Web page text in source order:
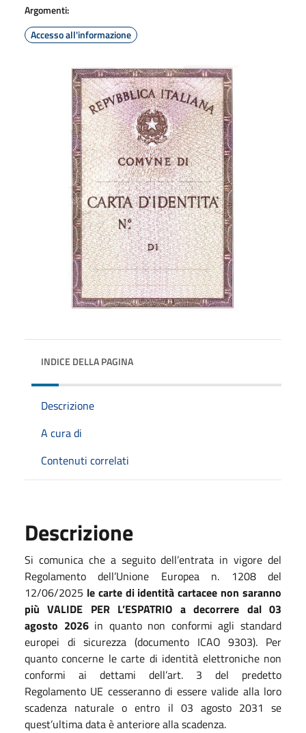
Argomenti:
Accesso all'informazione
INDICE DELLA PAGINA
Descrizione
A cura di
Contenuti correlati
Descrizione
Si comunica che a seguito dell’entrata in vigore del
Regolamento dell’Unione Europea n. 1208 del
12/06/2025 le carte di identità cartacee non saranno
più VALIDE PER L’ESPATRIO a decorrere dal 03
agosto 2026in quanto non conformi agli standard
europei di sicurezza (documento ICAO 9303). Per
quanto concerne le carte di identità elettroniche non
conformi ai dettami dell’art. 3 del predetto
Regolamento UE cesseranno di essere valide alla loro
scadenza naturale o entro il 03 agosto 2031 se
quest’ultima data è anteriore alla scadenza.